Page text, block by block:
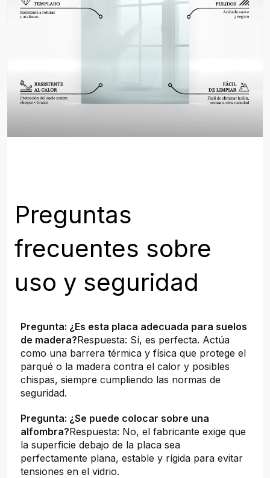
Preguntas
frecuentes sobre
uso y seguridad
Pregunta: ¿Es esta placa adecuada para suelos
de madera?Respuesta: Sí, es perfecta. Actúa
como una barrera térmica y física que protege el
parqué o la madera contra el calor y posibles
chispas, siempre cumpliendo las normas de
seguridad.
Pregunta: ¿Se puede colocar sobre una
alfombra?Respuesta: No, el fabricante exige que
la superficie debajo de la placa sea
perfectamente plana, estable y rígida para evitar
tensiones en el vidrio.